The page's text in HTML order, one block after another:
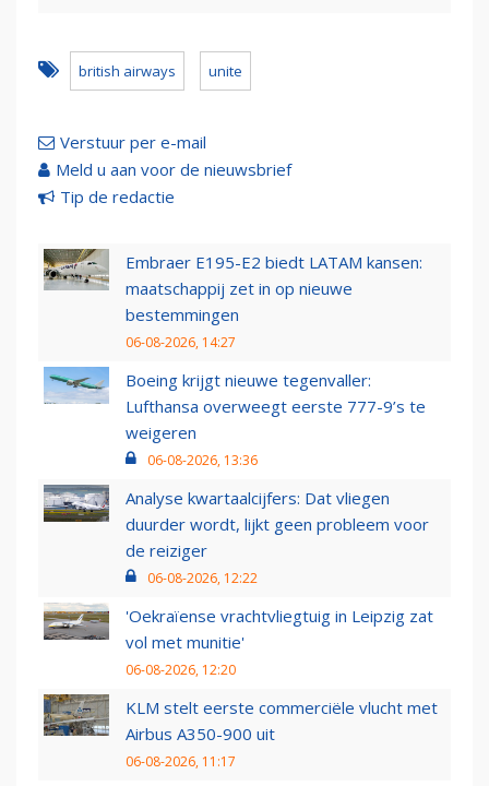
british airways unite
Verstuur per e-mail
Meld u aan voor de nieuwsbrief
Tip de redactie
Embraer E195-E2 biedt LATAM kansen:
maatschappij zet in op nieuwe
bestemmingen
06-08-2026, 14:27
Boeing krijgt nieuwe tegenvaller:
Lufthansa overweegt eerste 777-9’s te
weigeren
06-08-2026, 13:36
Analyse kwartaalcijfers: Dat vliegen
duurder wordt, lijkt geen probleem voor
de reiziger
06-08-2026, 12:22
'Oekraïense vrachtvliegtuig in Leipzig zat
vol met munitie'
06-08-2026, 12:20
KLM stelt eerste commerciële vlucht met
Airbus A350-900 uit
06-08-2026, 11:17